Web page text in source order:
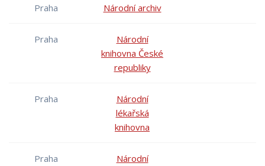
Praha Národní archiv
Praha
Národní
knihovna České
republiky
Praha
Národní
lékařská
knihovna
Praha
Národní